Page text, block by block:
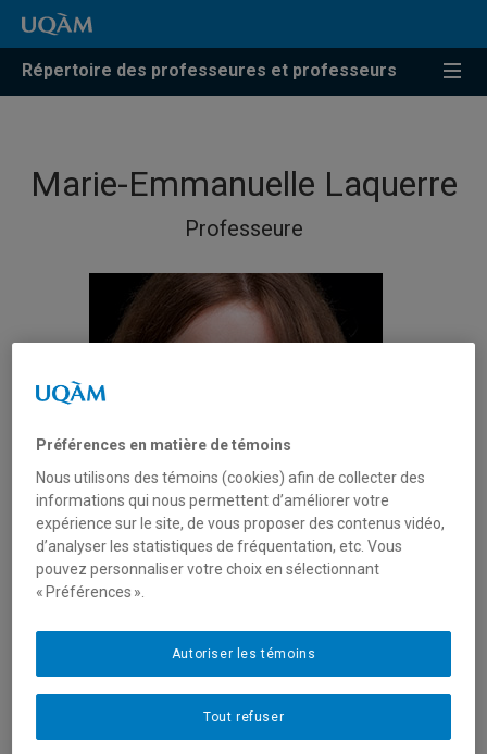
Répertoire des professeures et professeurs
Marie-Emmanuelle Laquerre
Professeure
Unité:Département de communication sociale et
Préférences en matière de témoins
Nous utilisons des témoins (cookies) afin de collecter des
informations qui nous permettent d’améliorer votre
expérience sur le site, de vous proposer des contenus vidéo,
d’analyser les statistiques de fréquentation, etc. Vous
pouvez personnaliser votre choix en sélectionnant
« Préférences ».
Tout refuser
Autoriser les témoins